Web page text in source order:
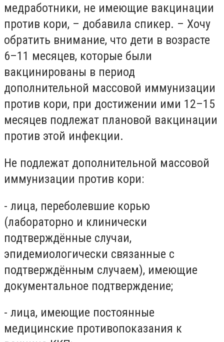
медработники, не имеющие вакцинации
против кори, – добавила спикер. – Хочу
обратить внимание, что дети в возрасте
6–11 месяцев, которые были
вакцинированы в период
дополнительной массовой иммунизации
против кори, при достижении ими 12–15
месяцев подлежат плановой вакцинации
против этой инфекции.
Не подлежат дополнительной массовой
иммунизации против кори:
- лица, переболевшие корью
(лабораторно и клинически
подтверждённые случаи,
эпидемиологически связанные с
подтверждённым случаем), имеющие
документальное подтверждение;
- лица, имеющие постоянные
медицинские противопоказания к